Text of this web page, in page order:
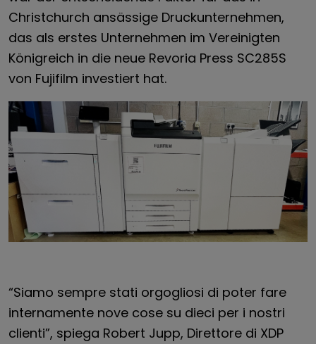
Christchurch ansässige Druckunternehmen,
das als erstes Unternehmen im Vereinigten
Königreich in die neue Revoria Press SC285S
von Fujifilm investiert hat.
“Siamo sempre stati orgogliosi di poter fare
internamente nove cose su dieci per i nostri
clienti”, spiega Robert Jupp, Direttore di XDP